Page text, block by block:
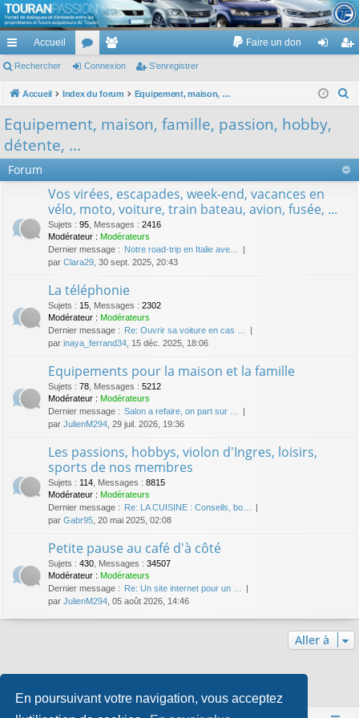
En poursuivant votre navigation, vous acceptez
TouranPassion
Le forum des propriétaires ou futurs acquéreurs du Volkswagen Touran
cc
ès
pi
Accueil
or
u
e
m
Faire un don
ne nr
Rechercher Connexion S’enregistrer
Accueil Index du forum Equipement, maison, famille, passion, hobby, détente, ...
r
Equipement, maison, famille, passion, hobby,
détente, ...
Forum
Vos virées, escapades, week-end, vacances en
vélo, moto, voiture, train bateau, avion, fusée, ...
Sujets : 95 Messages : 2416
Modérateur : Modérateurs
Dernier message : Notre road-trip en Italie ave…
par Clara29 , 30 sept. 2025, 20:43
La téléphonie
Sujets : 15 Messages : 2302
Modérateur : Modérateurs
Dernier message : Re: Ouvrir sa voiture en cas …
par inaya_ferrand34 , 15 déc. 2025, 18:06
Equipements pour la maison et la famille
Sujets : 78 Messages : 5212
Modérateur : Modérateurs
Dernier message : Salon a refaire, on part sur …
par JulienM294 , 29 juil. 2026, 19:36
Les passions, hobbys, violon d'Ingres, loisirs,
sports de nos membres
Sujets : 114 Messages : 8815
Modérateur : Modérateurs
Dernier message : Re: LA CUISINE : Conseils, bo…
par Gabr95 , 20 mai 2025, 02:08
Petite pause au café d'à côté
Sujets : 430 Messages : 34507
Modérateur : Modérateurs
Dernier message : Re: Un site internet pour un …
par JulienM294 , 05 août 2026, 14:46
Aller à
Qui est en ligne
Utilisateurs parcourant ce forum : Aucun utilisateur enregistré et 1 invité